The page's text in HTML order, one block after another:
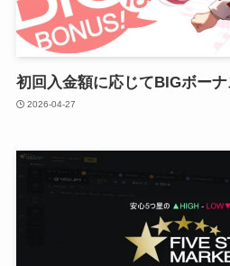
初回入金額に応じてBIGボー
2026-04-27